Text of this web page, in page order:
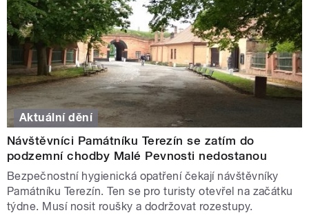
Aktuální dění
Návštěvníci Památníku Terezín se zatím do
podzemní chodby Malé Pevnosti nedostanou
Bezpečnostní hygienická opatření čekají návštěvníky
Památníku Terezín. Ten se pro turisty otevřel na začátku
týdne. Musí nosit roušky a dodržovat rozestupy.